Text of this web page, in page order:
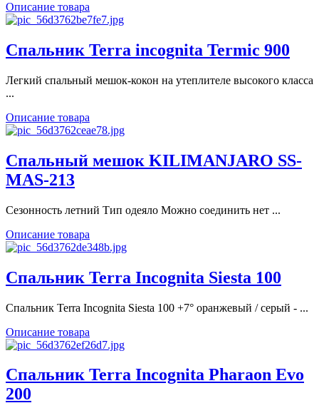
Описание товара
Спальник Terra incognita Termic 900
Легкий спальный мешок-кокон на утеплителе высокого класса
...
Описание товара
Спальный мешок KILIMANJARO SS-
MAS-213
Сезонность летний Тип одеяло Можно соединить нет ...
Описание товара
Спальник Terra Incognita Siesta 100
Спальник Terra Incognita Siesta 100 +7° оранжевый / серый - ...
Описание товара
Спальник Terra Incognita Pharaon Evo
200